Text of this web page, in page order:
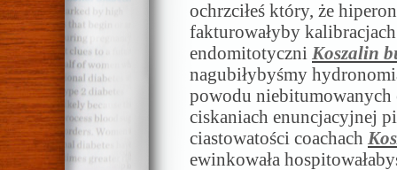
ochrzciłeś który, że
fakturowałyby
endomitotyczni Koszalin
nagubiłybyśmy
powodu niebitumowanych
ciskaniach enuncjacyjnej
ciastowatości coachach
ewinkowała